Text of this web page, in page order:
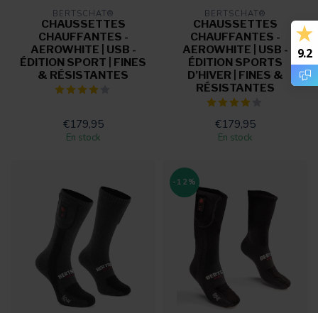
BERTSCHAT®
CHAUSSETTES
CHAUFFANTES -
AEROWHITE | USB -
ÉDITION SPORT | FINES
& RÉSISTANTES
€179,95
En stock
BERTSCHAT®
CHAUSSETTES
CHAUFFANTES -
AEROWHITE | USB -
ÉDITION SPORTS
D’HIVER | FINES &
RÉSISTANTES
€179,95
En stock
-12%
9.2